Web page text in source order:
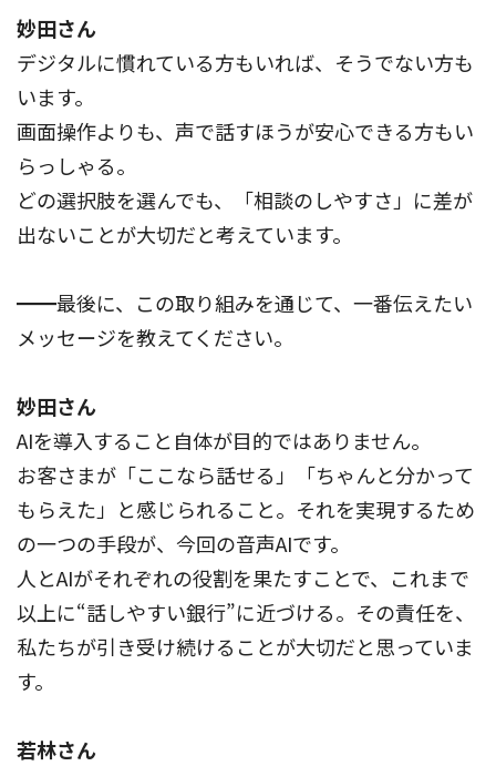
妙田さん
デジタルに慣れている方もいれば、そうでない方も
います。
画面操作よりも、声で話すほうが安心できる方もい
らっしゃる。
どの選択肢を選んでも、「相談のしやすさ」に差が
出ないことが大切だと考えています。
━━最後に、この取り組みを通じて、一番伝えたい
メッセージを教えてください。
妙田さん
AIを導入すること自体が目的ではありません。
お客さまが「ここなら話せる」「ちゃんと分かって
もらえた」と感じられること。それを実現するため
の一つの手段が、今回の音声AIです。
人とAIがそれぞれの役割を果たすことで、これまで
以上に“話しやすい銀行”に近づける。その責任を、
私たちが引き受け続けることが大切だと思っていま
す。
若林さん